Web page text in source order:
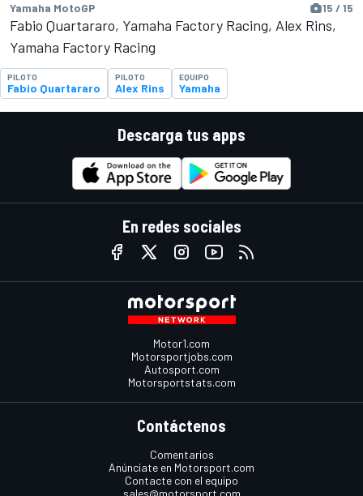
Yamaha MotoGP 15 / 15
Fabio Quartararo, Yamaha Factory Racing, Alex Rins,
Yamaha Factory Racing
PILOTO
Fabio Quartararo
PILOTO
Alex Rins
EQUIPO
Yamaha
Descarga tus apps
En redes sociales
Motor1.com
Motorsportjobs.com
Autosport.com
Motorsportstats.com
Contáctenos
Comentarios
Anúnciate en Motorsport.com
Contacte con el equipo
sales@motorsport.com